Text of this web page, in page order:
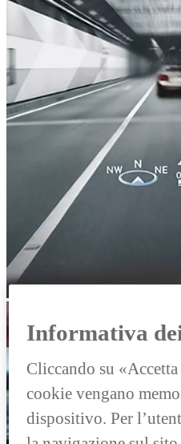
Informativa
Cliccando su
cookie vengano
dispositivo. Per